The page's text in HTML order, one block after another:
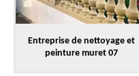
Entreprise de nettoyage et
peinture muret 07